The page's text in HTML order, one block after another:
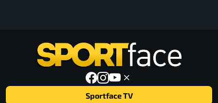
Sportface TV